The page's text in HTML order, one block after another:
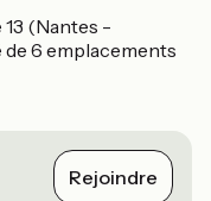
13 (Nantes -
de 6 emplacements
Rejoindre